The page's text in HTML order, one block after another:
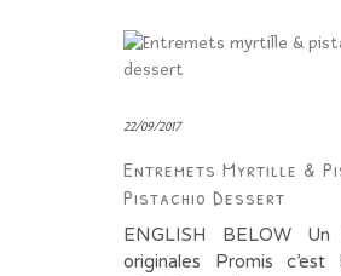
22/09/2017
Entremets Myrtille &
Pistachio Dessert
ENGLISH BELOW
originales Promis